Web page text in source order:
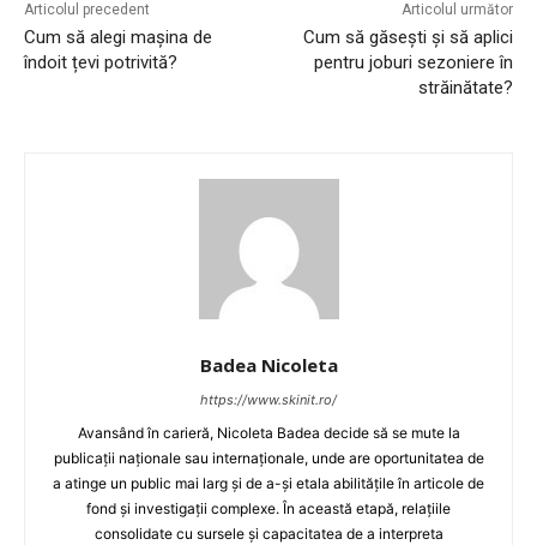
Articolul precedent
Cum să alegi mașina de
îndoit țevi potrivită?
Articolul următor
Cum să găsești și să aplici
pentru joburi sezoniere în
străinătate?
Badea Nicoleta
https://www.skinit.ro/
Avansând în carieră, Nicoleta Badea decide să se mute la
publicații naționale sau internaționale, unde are oportunitatea de
a atinge un public mai larg și de a-și etala abilitățile în articole de
fond și investigații complexe. În această etapă, relațiile
consolidate cu sursele și capacitatea de a interpreta